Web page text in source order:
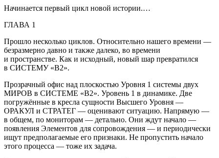
Начинается первый цикл новой истории.…
ГЛАВА 1
Прошло несколько циклов. Относительно нашего времени —
безразмерно давно и также далеко, во времени
и пространстве. Как и исходный, новый шар превратился
в СИСТЕМУ «В2».
Прозрачный офис над плоскостью Уровня 1 системы двух
МИРОВ в СИСТЕМЕ «В2». Уровень 1 в динамике. Две
погружённые в кресла сущности Высшего Уровня —
ОРАКУЛ и СТРАТЕГ — оценивают ситуацию. Напрямую —
в общем, по мониторам — детально. Они ждут начало —
появления Элементов для сопровождения — и периодически
ищут предполагаемые его признаки. Не пропустить начало
этого процесса — тоже их задача.